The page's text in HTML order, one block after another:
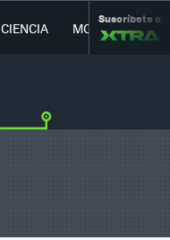
CIENCIA MOVILIDAD
Suscríbete a